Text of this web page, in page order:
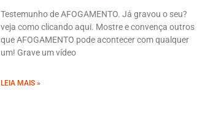
Testemunho de AFOGAMENTO. Já gravou o seu?
veja como clicando aqui. Mostre e convença outros
que AFOGAMENTO pode acontecer com qualquer
um! Grave um vídeo
LEIA MAIS »